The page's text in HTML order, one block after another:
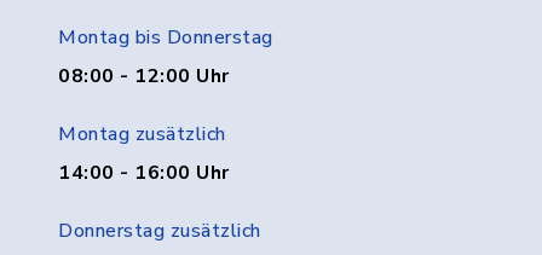
Montag bis Donnerstag
08:00 - 12:00 Uhr
Montag zusätzlich
14:00 - 16:00 Uhr
Donnerstag zusätzlich